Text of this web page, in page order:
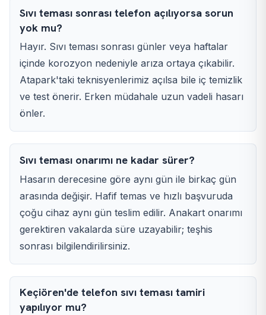
Sıvı teması sonrası telefon açılıyorsa sorun
yok mu?
Hayır. Sıvı teması sonrası günler veya haftalar
içinde korozyon nedeniyle arıza ortaya çıkabilir.
Atapark'taki teknisyenlerimiz açılsa bile iç temizlik
ve test önerir. Erken müdahale uzun vadeli hasarı
önler.
Sıvı teması onarımı ne kadar sürer?
Hasarın derecesine göre aynı gün ile birkaç gün
arasında değişir. Hafif temas ve hızlı başvuruda
çoğu cihaz aynı gün teslim edilir. Anakart onarımı
gerektiren vakalarda süre uzayabilir; teşhis
sonrası bilgilendirilirsiniz.
Keçiören'de telefon sıvı teması tamiri
yapılıyor mu?